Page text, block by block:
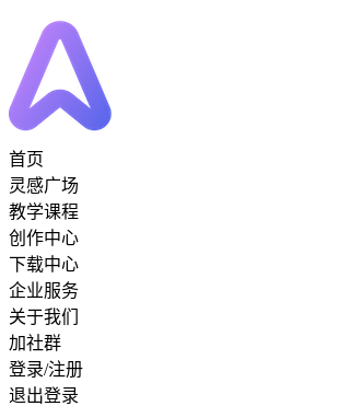
首页
灵感广场
教学课程
创作中心
下载中心
企业服务
关于我们
加社群
登录/注册
退出登录